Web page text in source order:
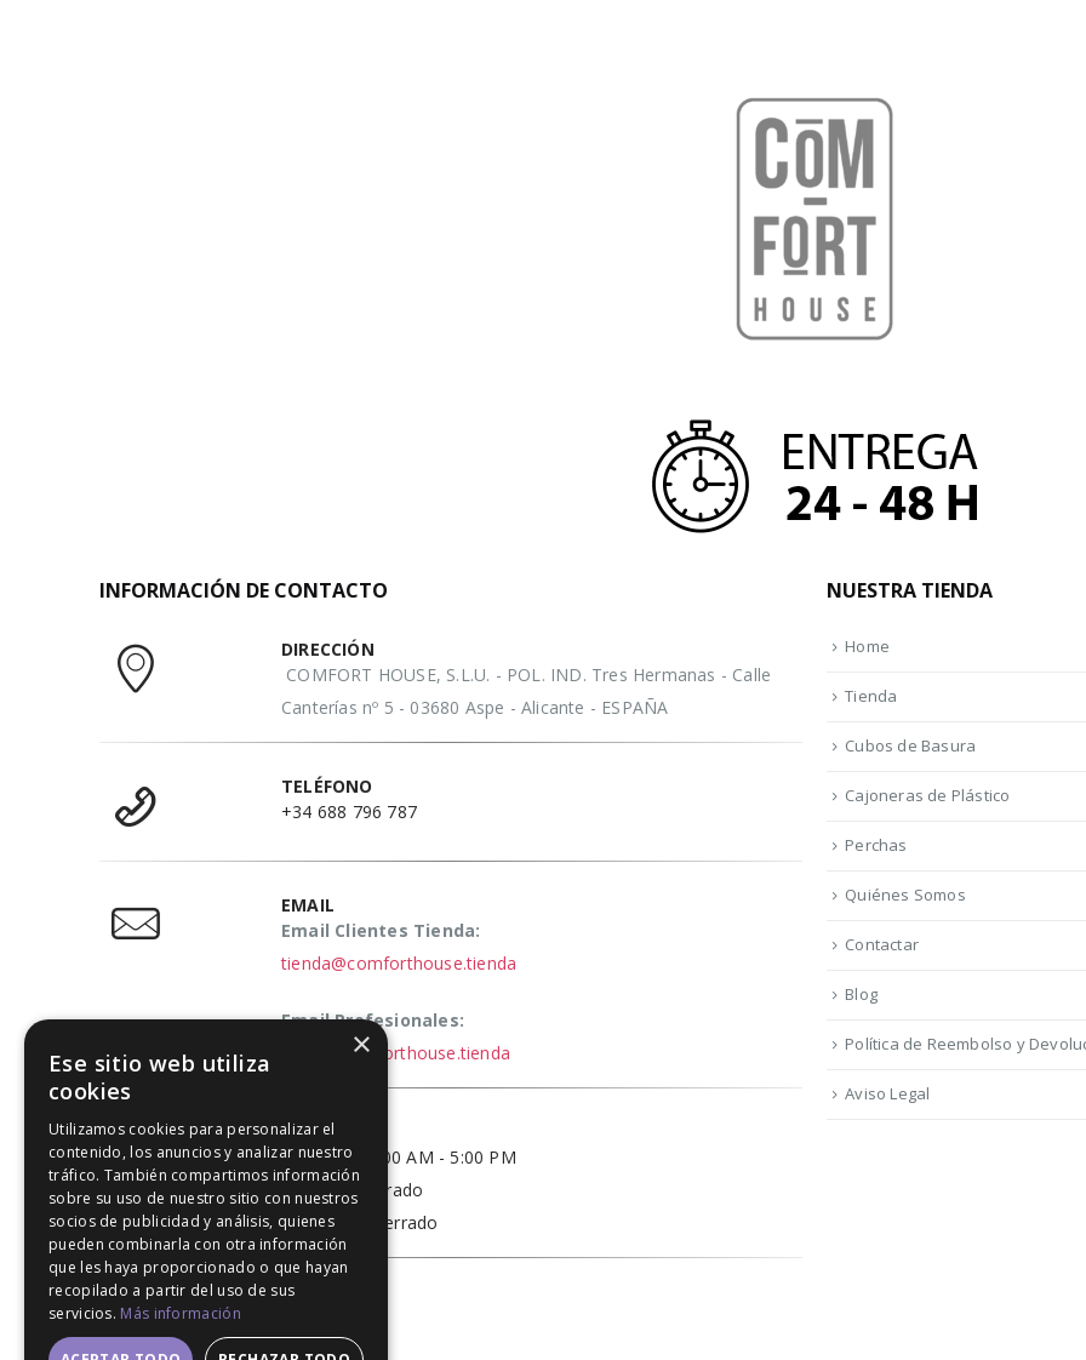
INFORMACIÓN DE CONTACTO
DIRECCIÓN
COMFORT HOUSE, S.L.U. - POL. IND. Tres Hermanas - Calle
Canterías nº 5 - 03680 Aspe - Alicante - ESPAÑA
TELÉFONO
+34 688 796 787
EMAIL
Email Clientes Tienda:
tienda@comforthouse.tienda
Email Profesionales:
elena@comforthouse.tienda
HORARIO
Lun - Vie / 9:00 AM - 5:00 PM
Sábado - Cerrado
Domingo - Cerrado
NUESTRA TIENDA
Home
Tienda
Cubos de Basura
Cajoneras de Plástico
Perchas
Quiénes Somos
Contactar
Blog
Política de Reembolso y
Aviso Legal
×
Ese sitio web utiliza
cookies
Utilizamos cookies para personalizar el
contenido, los anuncios y analizar nuestro
tráfico. También compartimos información
sobre su uso de nuestro sitio con nuestros
socios de publicidad y análisis, quienes
pueden combinarla con otra información
que les haya proporcionado o que hayan
recopilado a partir del uso de sus
servicios. Más información